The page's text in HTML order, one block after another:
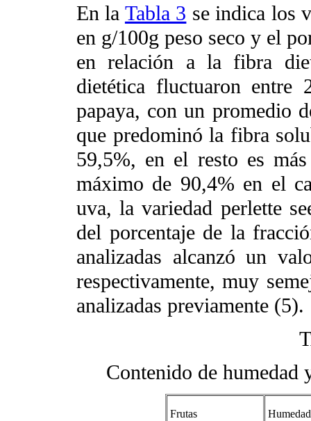
En la Tabla 3 se indica los
en g/100g peso seco y el
en relación a la fibra
dietética fluctuaron
papaya, con un promedio
que predominó la fibra
59,5%, en el resto es
máximo de 90,4% en el
uva, la variedad perlette
del porcentaje de la
analizadas alcanzó un
respectivamente, muy
analizadas previamente (5).
Contenido de humedad
Frutas Humedad